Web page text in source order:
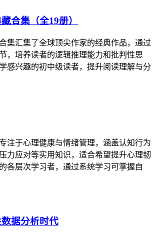
合集（全19册）
集汇集了全球顶尖作家的经典作品，通过
，培养读者的逻辑推理能力和批判性思
感兴趣的初中级读者，提升阅读理解与分
注于心理健康与情绪管理，涵盖认知行为
力应对等实用知识，适合希望提升心理韧
各层次学习者，通过系统学习可掌握自
据分析时代